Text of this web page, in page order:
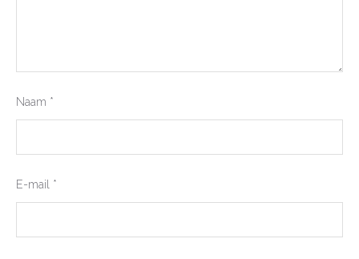
Naam *
E-mail *